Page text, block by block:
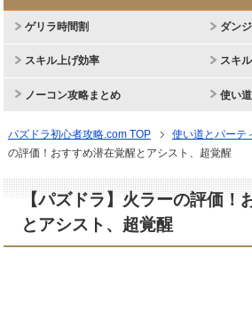
ゲリラ時間割 ダン
スキル上げ効率 スキ
ノーコン攻略まとめ 使い
パズドラ初心者攻略.com TOP 使い道とパーテ
の評価！おすすめ潜在覚醒とアシスト、超覚醒
【パズドラ】火ラーの評価！
とアシスト、超覚醒